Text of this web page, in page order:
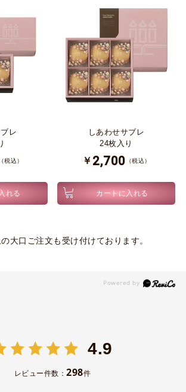
レ
（税込）
れる
しあわせサブレ
24枚入り
￥ 2,700 （税込）
カートに入れる
大口ご注文も受け付けております。
4.9
レビュー件数：298件